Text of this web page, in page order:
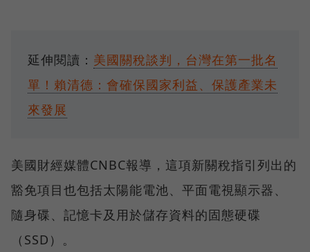
延伸閱讀： 美國關稅談判，台灣在第一批名
單！賴清德：會確保國家利益、保護產業未
來發展
美國財經媒體CNBC報導，這項新關稅指引列出的
豁免項目也包括太陽能電池、平面電視顯示器、
隨身碟、記憶卡及用於儲存資料的固態硬碟
（SSD）。